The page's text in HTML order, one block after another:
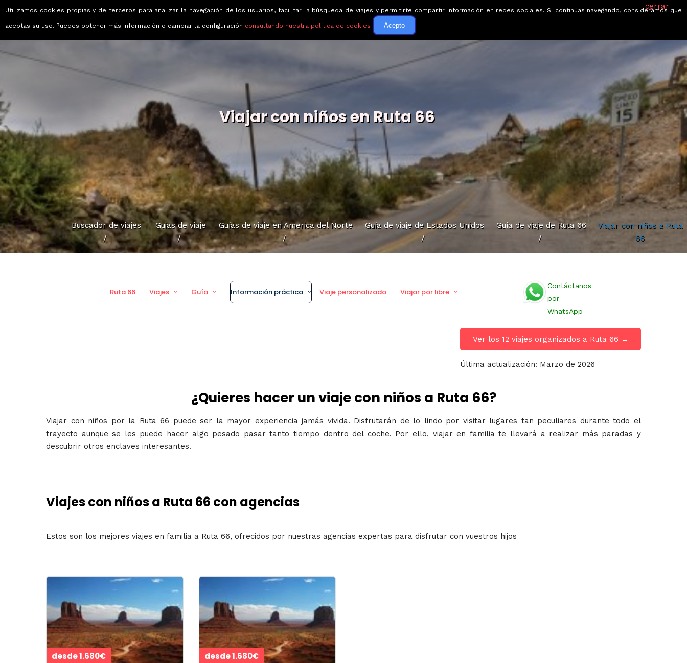
Viajes que emocionan
Circuitos
Viajar con niños en Ruta 66
Buscador de viajes
/
Guias de viaje
/
Guías de viaje en America del Norte
/
Guía de viaje de Estados Unidos
/
Guía de viaje de Ruta 66
/
Viajar con niños a Ruta
66
Ruta 66 Viajes Guía Información práctica Viaje personalizado Viajar por libre
Contáctanos
por
WhatsApp
Ver los 12 viajes organizados a Ruta 66 →
Última actualización: Marzo de 2026
¿Quieres hacer un viaje con niños a Ruta 66?
Viajar con niños por la Ruta 66 puede ser la mayor experiencia jamás vivida. Disfrutarán de lo lindo por visitar lugares tan peculiares durante todo el
trayecto aunque se les puede hacer algo pesado pasar tanto tiempo dentro del coche. Por ello, viajar en familia te llevará a realizar más paradas y
descubrir otros enclaves interesantes.
Viajes con niños a Ruta 66 con agencias
Estos son los mejores viajes en familia a Ruta 66, ofrecidos por nuestras agencias expertas para disfrutar con vuestros hijos
desde 1.680€ desde 1.680€
cerrar
Utilizamos cookies propias y de terceros para analizar la navegación de los usuarios, facilitar la búsqueda de viajes y permitirte compartir información en redes sociales. Si continúas navegando, consideramos que
aceptas su uso. Puedes obtener más información o cambiar la configuración consultando nuestra política de cookies Acepto